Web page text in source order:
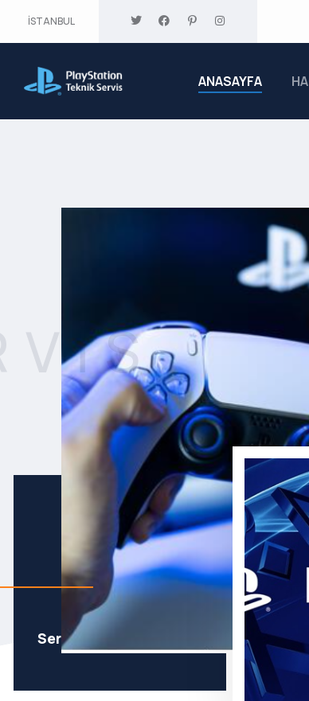
İSTANBUL
ANASAYFA
Servis Çözüm Merkezi